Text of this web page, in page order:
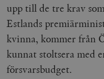
upp till de tre krav
Estlands
kvinna, kommer från
kunnat stoltsera med
försvarsbudget.